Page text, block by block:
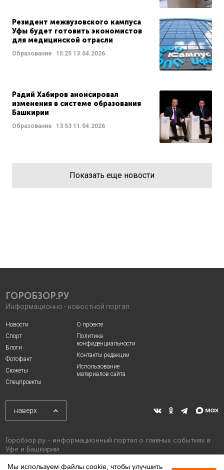
Резидент межвузовского кампуса
Уфы будет готовить экономистов
для медицинской отрасли
Образование 15:25 13.04.2026
Радий Хабиров анонсировал
изменения в системе образования
Башкирии
Образование 13:53 11.04.2026
Показать еще новости
ГОРОБЗОР.РУ
Информационно - новостной портал
Новости
Спорт
Блоги
Фотофакт
Сюжеты
Спецпроекты
О проекте
Политика
конфиденциальности
Контакты редакции
Использование
материалов сайта
наверх
Горобзор.ру - информационный портал о главных событиях в
Уфе и Башкирии
Мы используем файлы cookie, чтобы улучшить